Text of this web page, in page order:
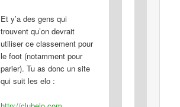
Et y’a des gens qui
trouvent qu’on devrait
utiliser ce classement pour
le foot (notamment pour
parier). Tu as donc un site
qui suit les elo :